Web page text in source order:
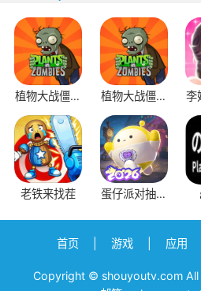
植物大战僵尸
1原版
植物大战僵尸
2应用宝版本
李
老铁来找茬
蛋仔派对抽盲
首页 游戏 应用
Copyright © shouyoutv.com All